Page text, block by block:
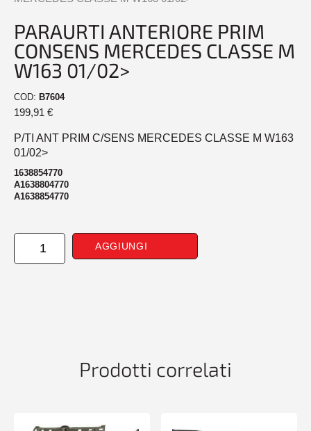
PARAURTI ANTERIORE PRIM
CONSENS MERCEDES CLASSE M
W163 01/02>
COD: B7604
199,91 €
P/TI ANT PRIM C/SENS MERCEDES CLASSE M W163
01/02>
1638854770
A1638804770
A1638854770
PARAURTI
ANTERIORE
AGGIUNGI
Prodotti correlati